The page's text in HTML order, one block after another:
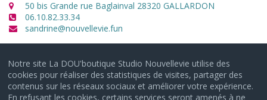
50 bis Grande rue Baglainval 28320 GALLARDON
06.10.82.33.34
sandrine@nouvellevie.fun
Notre site La DOU'boutique Studio Nouvellevie utilise des
cookies pour réaliser des statistiques de visites, partager des
contenus sur les réseaux sociaux et améliorer votre expérience.
En refusant les cookies, certains services seront amenés à ne